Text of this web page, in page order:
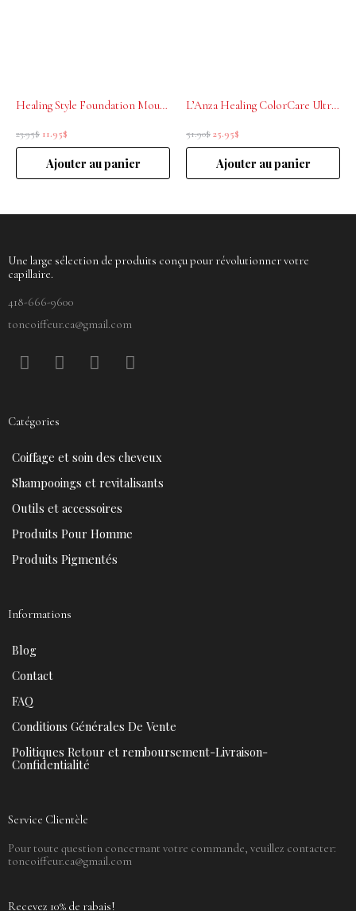
Healing Style Foundation Mousse L’Anza 150ml
23.95$ 11.95$
Ajouter au panier
L’Anza Healing ColorCare Ultra De-Brassing Blue Conditioner 1L
51.90$25.95$
Ajouter au panier
Une large sélection de produits conçu pour révolutionner votre
capillaire.
418-666-9600
toncoiffeur.ca@gmail.com
F
a
b
o
o
k
P
i
e
e
s
t
Y
o
b
e
I
n
r
a
Catégories
Coiffage et soin des cheveux
Shampooings et revitalisants
Outils et accessoires
Produits Pour Homme
Produits Pigmentés
Informations
Blog
Contact
FAQ
Conditions Générales De Vente
Politiques Retour et remboursement-Livraison-
Confidentialité
Service Clientèle
Pour toute question concernant votre commande, veuillez contacter:
toncoiffeur.ca@gmail.com
Recevez 10% de rabais!